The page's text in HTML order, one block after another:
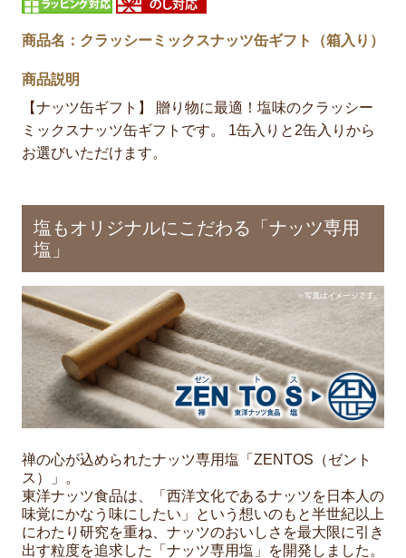
商品名：クラッシーミックスナッツ缶ギフト（箱入り）
商品説明
【ナッツ缶ギフト】 贈り物に最適！ 塩味のクラッシー
ミックスナッツ缶ギフトです。 1缶入りと2缶入りから
お選びいただけます。
塩もオリジナルにこだわる「ナッツ専用
塩」
禅の心が込められたナッツ専用塩「ZENTOS（ゼント
ス）」。
東洋ナッツ食品は、「西洋文化であるナッツを日本人の
味覚にかなう味にしたい」という想いのもと半世紀以上
にわたり研究を重ね、ナッツのおいしさを最大限に引き
出す粒度を追求した「ナッツ専用塩」を開発しました。